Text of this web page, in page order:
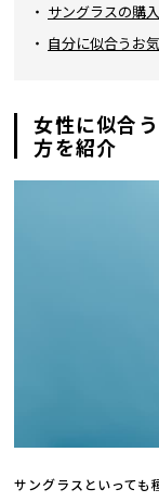
サングラスの購
自分に似合うお
女性に似合
方を紹介
サングラスといっても